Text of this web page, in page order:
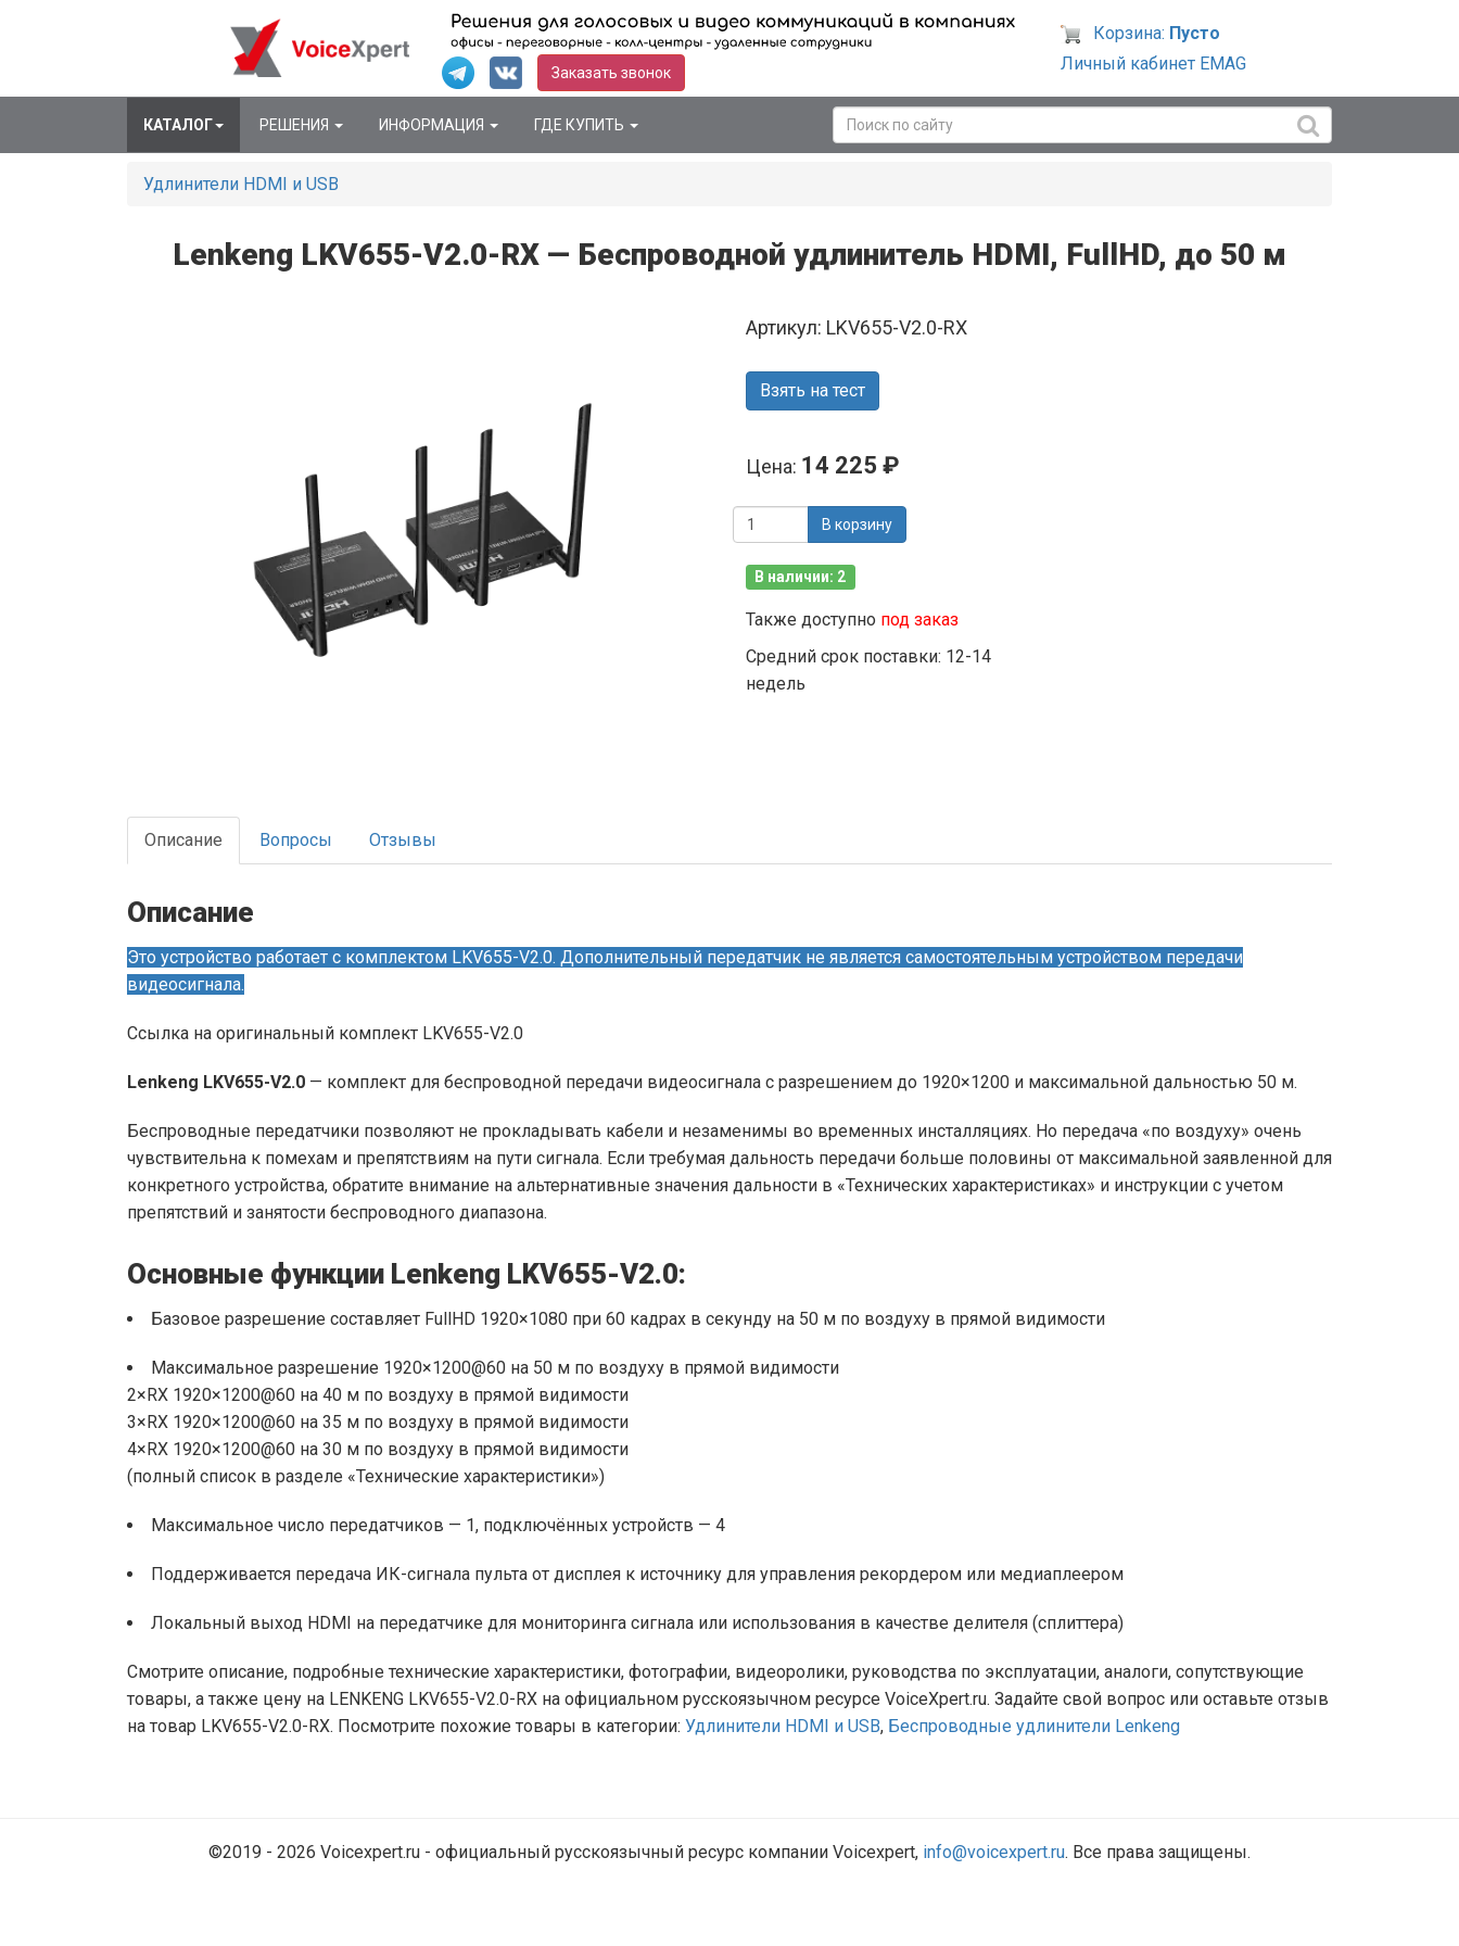
Заказать звонок
Корзина: Пусто
Личный кабинет EMAG
КАТАЛОГ РЕШЕНИЯ ИНФОРМАЦИЯ ГДЕ КУПИТЬ
Удлинители HDMI и USB
Lenkeng LKV655-V2.0-RX — Беспроводной удлинитель HDMI, FullHD, до 50 м
Артикул: LKV655-V2.0-RX
Взять на тест
Цена: 14 225 ₽
В корзину
В наличии: 2
Также доступно под заказ
Средний срок поставки: 12-14
недель
Описание Вопросы Отзывы
Описание
Это устройство работает с комплектом LKV655-V2.0. Дополнительный передатчик не является самостоятельным устройством передачи
видеосигнала.
Ссылка на оригинальный комплект LKV655-V2.0
Lenkeng LKV655-V2.0 — комплект для беспроводной передачи видеосигнала с разрешением до 1920×1200 и максимальной дальностью 50 м.
Беспроводные передатчики позволяют не прокладывать кабели и незаменимы во временных инсталляциях. Но передача «по воздуху» очень
чувствительна к помехам и препятствиям на пути сигнала. Если требумая дальность передачи больше половины от максимальной заявленной для
конкретного устройства, обратите внимание на альтернативные значения дальности в «Технических характеристиках» и инструкции с учетом
препятствий и занятости беспроводного диапазона.
Основные функции Lenkeng LKV655-V2.0:
Базовое разрешение составляет FullHD 1920×1080 при 60 кадрах в секунду на 50 м по воздуху в прямой видимости
Максимальное разрешение 1920×1200@60 на 50 м по воздуху в прямой видимости
2×RX 1920×1200@60 на 40 м по воздуху в прямой видимости
3×RX 1920×1200@60 на 35 м по воздуху в прямой видимости
4×RX 1920×1200@60 на 30 м по воздуху в прямой видимости
(полный список в разделе «Технические характеристики»)
Максимальное число передатчиков — 1, подключённых устройств — 4
Поддерживается передача ИК-сигнала пульта от дисплея к источнику для управления рекордером или медиаплеером
Локальный выход HDMI на передатчике для мониторинга сигнала или использования в качестве делителя (сплиттера)
Смотрите описание, подробные технические характеристики, фотографии, видеоролики, руководства по эксплуатации, аналоги, сопутствующие
товары, а также цену на LENKENG LKV655-V2.0-RX на официальном русскоязычном ресурсе VoiceXpert.ru. Задайте свой вопрос или оставьте отзыв
на товар LKV655-V2.0-RX. Посмотрите похожие товары в категории: Удлинители HDMI и USB, Беспроводные удлинители Lenkeng
©2019 - 2026 Voicexpert.ru - официальный русскоязычный ресурс компании Voicexpert, info@voicexpert.ru. Все права защищены.